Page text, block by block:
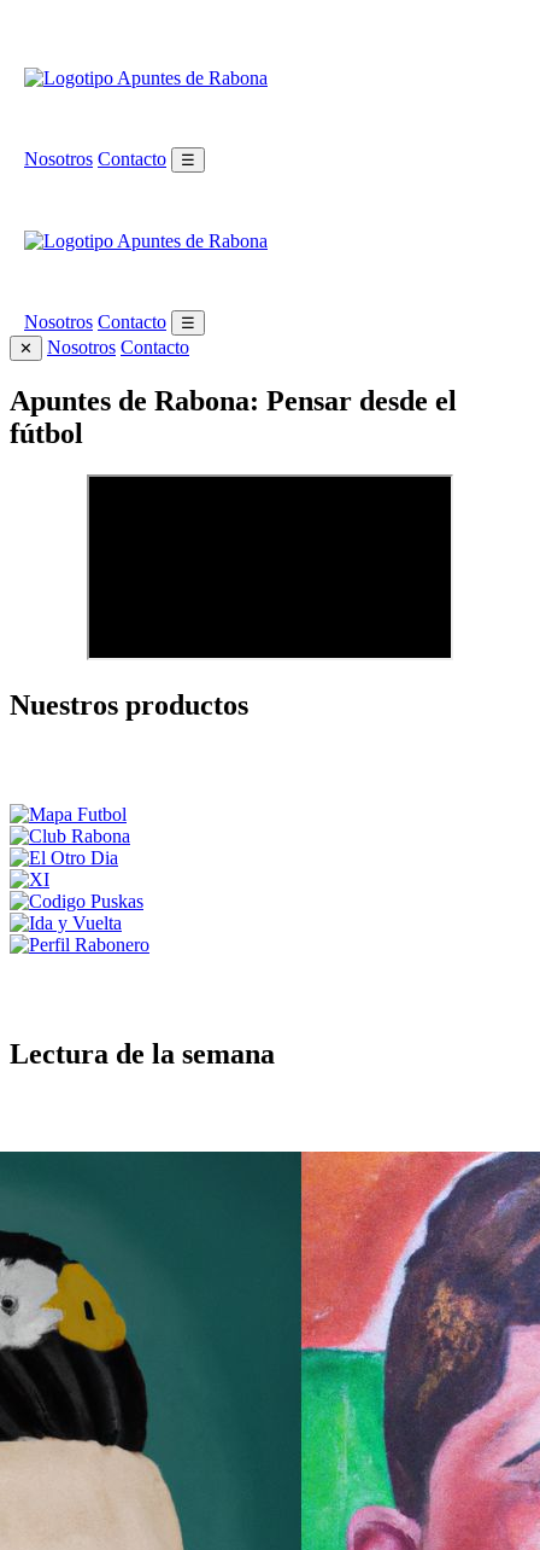
Nosotros Contacto ☰
Nosotros Contacto
☰
✕
Nosotros Contacto
Apuntes de Rabona: Pensar desde el
fútbol
Nuestros productos
Lectura de la semana